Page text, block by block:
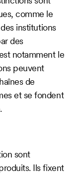
comme le
institutions
des
notamment le
peuvent
de
et se fondent
sont
Ils fixent